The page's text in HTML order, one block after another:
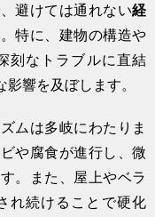
避けては通れない経
特に、建物の構造や
刻なトラブルに直結
響を及ぼします。
ムは多岐にわたりま
や腐食が進行し、微
。また、屋上やベラ
れ続けることで硬化